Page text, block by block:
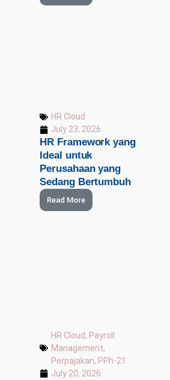
HR Cloud
July 23, 2026
HR Framework yang
Ideal untuk
Perusahaan yang
Sedang Bertumbuh
Read More
HR Cloud, Payroll
Management,
Perpajakan, PPh-21
July 20, 2026